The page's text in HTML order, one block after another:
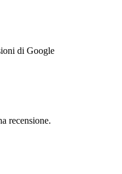
di Google
recensione.